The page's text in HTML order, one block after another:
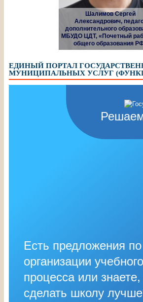
Шалимов Сергей
Александрович,
дополнительного
МБУДО ЦДТ, «Почетный
общего образования
ЕДИНЫЙ ПОРТАЛ
МУНИЦИПАЛЬНЫХ УСЛУГ
Есть предложения по
организации учебного
процесса или знаете,
сделать школу